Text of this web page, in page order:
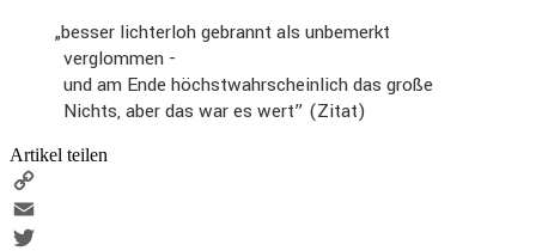
„besser lichterloh gebrannt als unbemerkt
verglommen -
und am Ende höchst­wahr­schein­lich das große
Nichts, aber das war es wert” (Zitat)
Artikel teilen
Copy
Link
Email